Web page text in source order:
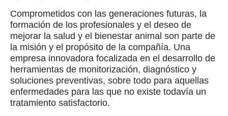
Comprometidos con las generaciones futuras, la
formación de los profesionales y el deseo de
mejorar la salud y el bienestar animal son parte de
la misión y el propósito de la compañía. Una
empresa innovadora focalizada en el desarrollo de
herramientas de monitorización, diagnóstico y
soluciones preventivas, sobre todo para aquellas
enfermedades para las que no existe todavía un
tratamiento satisfactorio.